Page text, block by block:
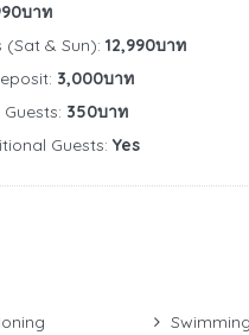
บาท
(Sat & Sun): 12,990บาท
3,000บาท
350บาท
Guests: Yes